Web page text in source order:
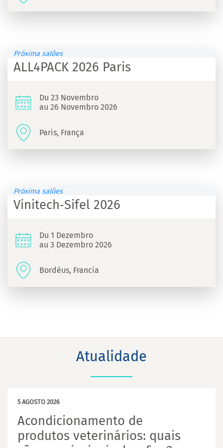
Próxima salões
ALL4PACK 2026 Paris
Du 23 Novembro
au 26 Novembro 2026
Paris, França
Próxima salões
Vinitech‑Sifel 2026
Du 1 Dezembro
au 3 Dezembro 2026
Bordéus, Francia
Atualidade
5 AGOSTO 2026
Acondicionamento de
produtos veterinários: quais